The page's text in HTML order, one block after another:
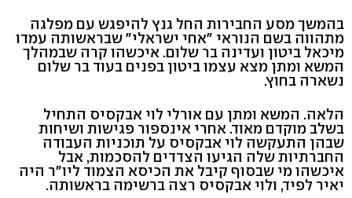
בהמשך מסע החבירות החל גנץ להיפגש עם מפלגה
מתהווה בשם הנוראי "אחי ישראלי" שבראשותה עמדו
מיכאל ביטון ועדינה בר שלום. איכשהו קרה שבמהלך
המשא ומתן מצא עצמו ביטון בפנים בעוד בר שלום
נשארה בחוץ.
הלאה. המשא ומתן עם אורלי לוי אבקסיס התחיל
בשלב מוקדם מאוד. אחרי אינספור פגישות ושיחות
שבהן התעקשה לוי אבקסיס על תוכניות העבודה
החברתיות שלה הגיעו הצדדים להסכמות, אבל
איכשהו מי שבסוף קיבל את הכיסא הצמוד ליו"ר היה
יאיר לפיד, ולוי אבקסיס רצה ברשימה בראשותה.